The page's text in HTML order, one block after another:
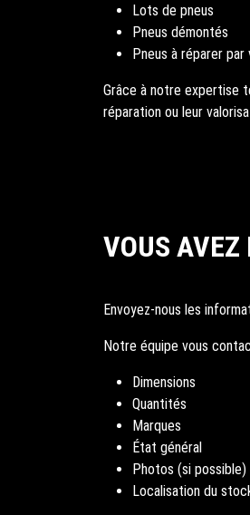
Lots de pneus
Pneus démontés
Pneus à réparer par
Grâce à notre expertise
réparation ou leur
VOUS AVEZ
Envoyez-nous les
Notre équipe vous
Dimensions
Quantités
Marques
État général
Photos (si possible)
Localisation du